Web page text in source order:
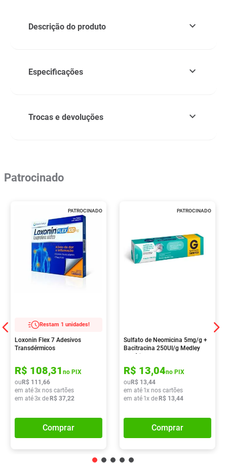
Descrição do produto
Especificações
Trocas e devoluções
Patrocinado
PATROCINADO
Restam 1 unidades!
Loxonin Flex 7 Adesivos
Transdérmicos
R$ 108,31 no PIX
ou R$ 111 ,66
em até3x nos cartões
em até3x de R$ 37,22
Comprar
PATROCINADO
Sulfato de Neomicina 5mg/g +
Bacitracina 250UI/g Medley
Dermatológica 15g
R$ 13,04no PIX
ou R$ 13,44
em até 1x nos cartões
em até 1x de R$ 13,44
Comprar